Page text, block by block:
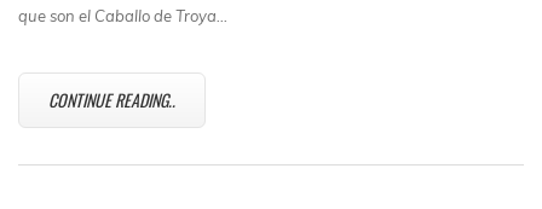
que son el Caballo de Troya…
CONTINUE READING..